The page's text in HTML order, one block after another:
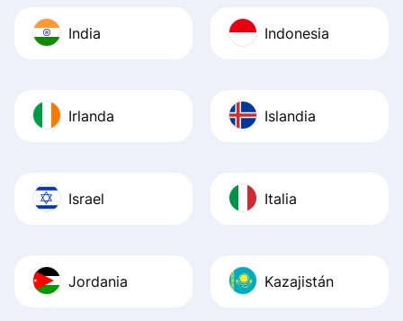
India Indonesia
Irlanda Islandia
Israel Italia
Jordania Kazajistán